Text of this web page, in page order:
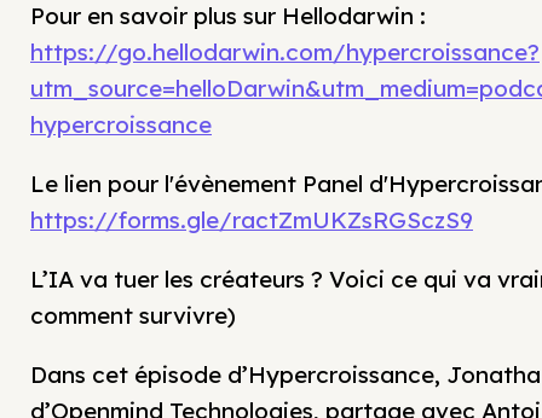
Pour en savoir plus sur Hellodarwin :
https://go.hellodarwin.com/hypercroissance?
hypercroissance
Le lien pour l'évènement Panel
https://forms.gle/ractZmUKZsRGSczS9
L’IA va tuer les créateurs ? Voici ce qui va
comment survivre)
Dans cet épisode d’Hypercroissance,
d’Openmind Technologies, partage avec